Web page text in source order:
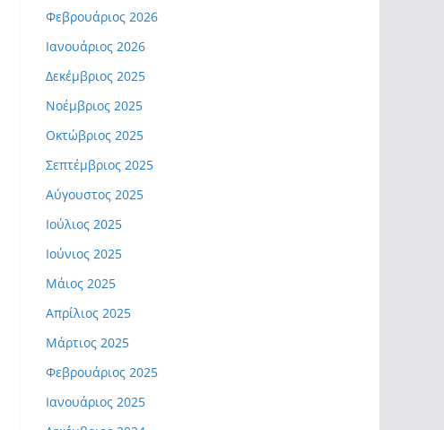
Φεβρουάριος 2026
Ιανουάριος 2026
Δεκέμβριος 2025
Νοέμβριος 2025
Οκτώβριος 2025
Σεπτέμβριος 2025
Αύγουστος 2025
Ιούλιος 2025
Ιούνιος 2025
Μάιος 2025
Απρίλιος 2025
Μάρτιος 2025
Φεβρουάριος 2025
Ιανουάριος 2025